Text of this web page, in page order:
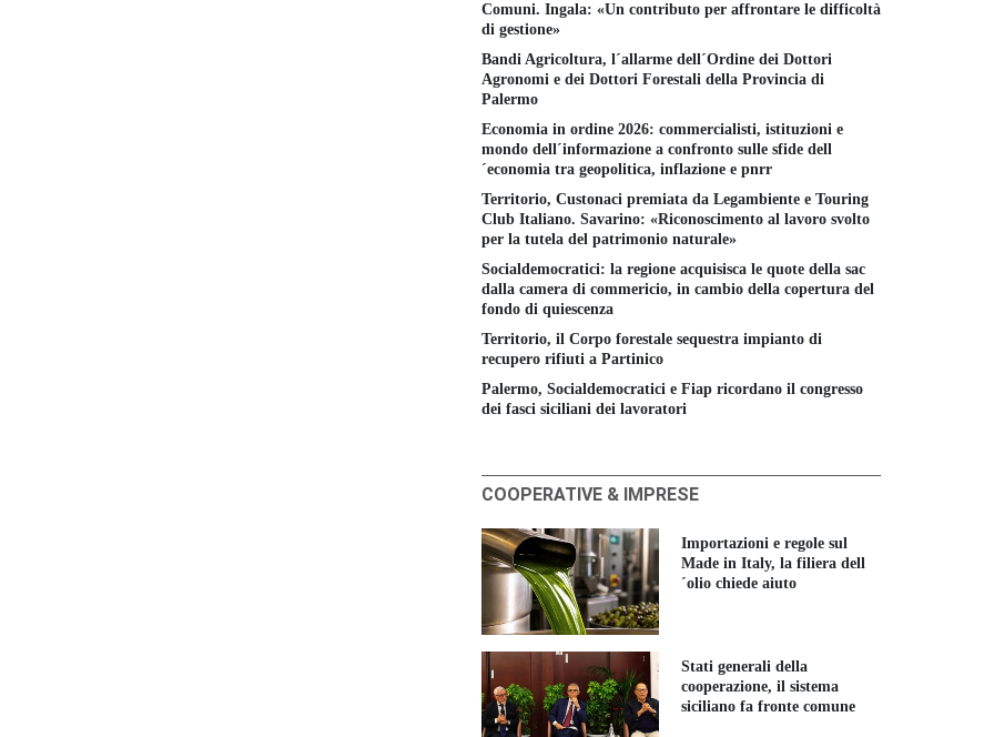
Comuni. Ingala: «Un contributo per affrontare le difficoltà
di gestione»
Bandi Agricoltura, l´allarme dell´Ordine dei Dottori
Agronomi e dei Dottori Forestali della Provincia di
Palermo
Economia in ordine 2026: commercialisti, istituzioni e
mondo dell´informazione a confronto sulle sfide dell
´economia tra geopolitica, inflazione e pnrr
Territorio, Custonaci premiata da Legambiente e Touring
Club Italiano. Savarino: «Riconoscimento al lavoro svolto
per la tutela del patrimonio naturale»
Socialdemocratici: la regione acquisisca le quote della sac
dalla camera di commericio, in cambio della copertura del
fondo di quiescenza
Territorio, il Corpo forestale sequestra impianto di
recupero rifiuti a Partinico
Palermo, Socialdemocratici e Fiap ricordano il congresso
dei fasci siciliani dei lavoratori
COOPERATIVE & IMPRESE
Importazioni e regole sul
Made in Italy, la filiera dell
´olio chiede aiuto
Stati generali della
cooperazione, il sistema
siciliano fa fronte comune